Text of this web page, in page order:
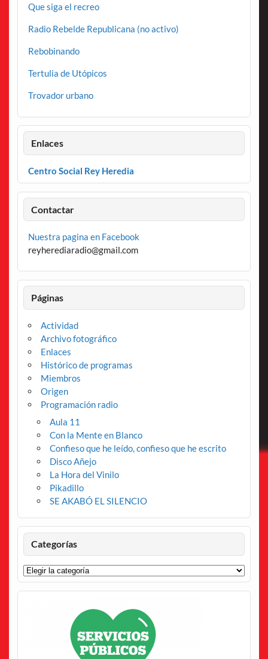
Que siga el recreo
Radio Rebelde Republicana (no activo)
Rebobinando
Tertulia de Utópicos
Trovador urbano
Enlaces
Centro Social Rey Heredia
Contactar
Nuestra pagina en Facebook
reyherediaradio@gmail.com
Páginas
Actividad
Archivo fotográfico
Enlaces
Histórico de programas
Miembros
Origen
Programación radio
Aula 11
Con la Mente en Blanco
Confieso que he leído, confieso que he escrito
Disco Añejo
La Hora del Vinilo
Pikadillo
SE AKABÓ EL SILENCIO
Categorías
Categorías